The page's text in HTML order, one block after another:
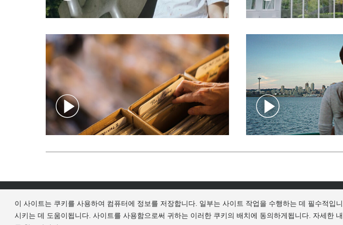
이 사이트는 쿠키를 사용하여 컴퓨터에 정보를 저장합니다. 일부는 사이트 작업을 수행하는 데 필수적입
시키는 데 도움이됩니다. 사이트를 사용함으로써 귀하는 이러한 쿠키의 배치에 동의하게됩니다. 자세한
추천 액티비티 음식 여행 정보 비디오 새로운
Terms of Use Privacy Policy Sitemap © 2025 Visit Seattle